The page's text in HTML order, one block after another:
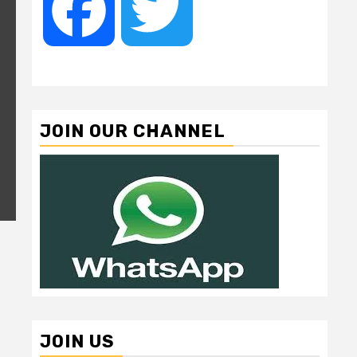
Facebook
JOIN OUR CHANNEL
JOIN US